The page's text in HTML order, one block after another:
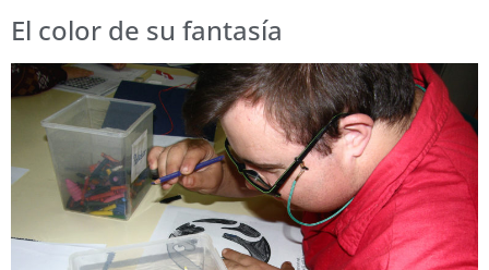
El color de su fantasía